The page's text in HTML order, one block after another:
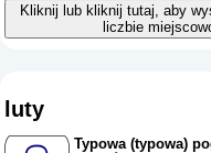
Kliknij lub kliknij tutaj, aby
liczbie
luty
Typowa (typowa)